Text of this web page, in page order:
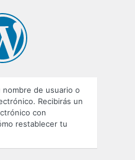
de usuario o
Recibirás un
con
restablecer tu